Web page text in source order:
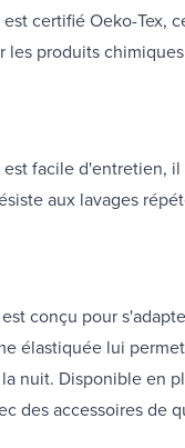
certifié Oeko-Tex,
les produits
facile d'entretien,
aux lavages
conçu pour
élastiquée lui
nuit. Disponible en
des accessoires de